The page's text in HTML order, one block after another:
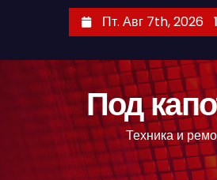
Пт. Авг 7th, 2026
Под
Техника и